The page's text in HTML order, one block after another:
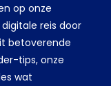
op onze
reis door
betoverende
tips, onze
wat